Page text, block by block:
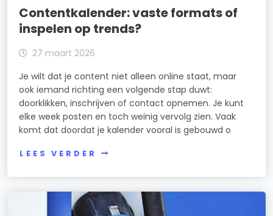
Contentkalender: vaste formats of
inspelen op trends?
27 maart 2026
Je wilt dat je content niet alleen online staat, maar
ook iemand richting een volgende stap duwt:
doorklikken, inschrijven of contact opnemen. Je kunt
elke week posten en toch weinig vervolg zien. Vaak
komt dat doordat je kalender vooral is gebouwd o
LEES VERDER